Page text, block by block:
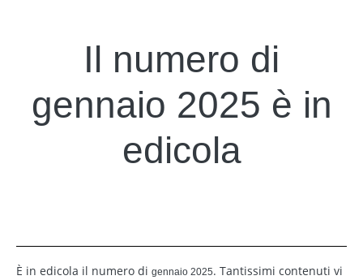
Il numero di
gennaio 2025 è in
edicola
È in edicola il numero di gennaio 2025. Tantissimi contenuti vi